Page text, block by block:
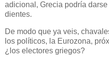
adicional, Grecia podría
dientes.
De modo que ya veis,
los políticos, la Eurozona,
¿los electores griegos?